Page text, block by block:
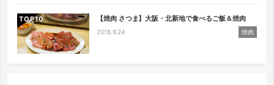
TOP 【焼肉 さつま】大阪・北新地で食べるご飯＆焼肉
2018.9.24 焼肉